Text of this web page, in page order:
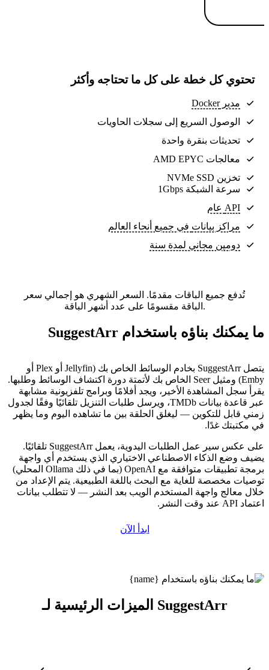
تحتوي كل خطة على كل ما تحتاجه وأكثر
مدير Docker
الوصول السريع إلى سجلات الحاويات
تحديثات بنقرة واحدة
معالجات AMD EPYC
تخزين NVMe SSD
سرعة الشبكة 1Gbps
API عام
مراكز بيانات في جميع أنحاء العالم
دومين مجاني لمدة سنة
تُدفع جميع الباقات مقدمًا. السعر الشهري هو إجمالي سعر
الباقة مقسومًا على عدد أشهر الباقة.
ما يمكنك بناؤه باستخدام SuggestArr
يتصل SuggestArr بخادم الوسائط الخاص بك (Jellyfin أو Plex أو
Emby) ومثيل Seer الخاص بك لأتمتة دورة اكتشاف الوسائط وطلبها.
يقرأ سجل المشاهدة الأخير، ويجد أفلامًا وبرامج تلفزيونية مشابهة
عبر قاعدة بيانات TMDb، ويرسل طلبات التنزيل تلقائيًا وفقًا لجدول
زمني قابل للتكوين — ليغلق الحلقة بين ما تشاهده اليوم وما يظهر
في مكتبتك غدًا.
على عكس سير عمل الطلبات اليدوية، يعمل SuggestArr تلقائيًا.
يضيف وضع الذكاء الاصطناعي الاختياري الذي يستخدم أي واجهة
برمجة تطبيقات متوافقة مع OpenAI (بما في ذلك Ollama المحلي)
توصيات مخصصة للغاية مع البحث باللغة الطبيعية. يتم الإعداد من
خلال معالج واجهة المستخدم الويب بعد النشر — لا تتطلب بيانات
اعتماد API عند وقت النشر.
ابدأ الآن
الميزات الرئيسية لـ SuggestArr